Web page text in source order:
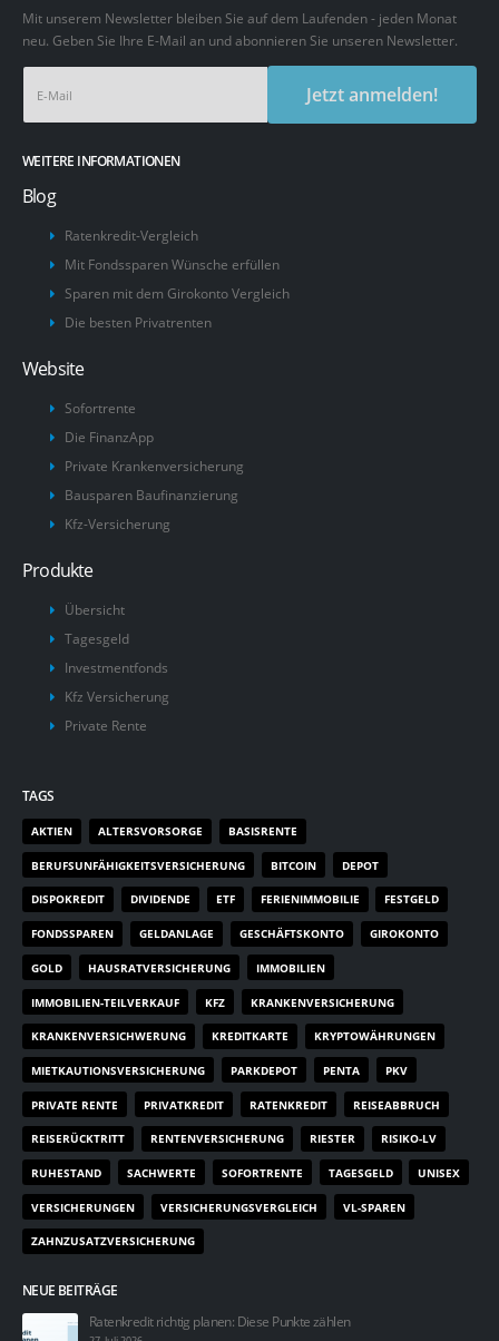
Mit unserem Newsletter bleiben Sie auf dem Laufenden - jeden Monat
neu. Geben Sie Ihre E-Mail an und abonnieren Sie unseren Newsletter.
Jetzt anmelden!
WEITERE INFORMATIONEN
Blog
Ratenkredit-Vergleich
Mit Fondssparen Wünsche erfüllen
Sparen mit dem Girokonto Vergleich
Die besten Privatrenten
Website
Sofortrente
Die FinanzApp
Private Krankenversicherung
Bausparen Baufinanzierung
Kfz-Versicherung
Produkte
Übersicht
Tagesgeld
Investmentfonds
Kfz Versicherung
Private Rente
TAGS
AKTIEN ALTERSVORSORGE BASISRENTE
BERUFSUNFÄHIGKEITSVERSICHERUNG BITCOIN DEPOT
DISPOKREDIT DIVIDENDE ETF FERIENIMMOBILIE FESTGELD
FONDSSPAREN GELDANLAGE GESCHÄFTSKONTO GIROKONTO
GOLD HAUSRATVERSICHERUNG IMMOBILIEN
IMMOBILIEN-TEILVERKAUF KFZ KRANKENVERSICHERUNG
KRANKENVERSICHWERUNG KREDITKARTE KRYPTOWÄHRUNGEN
MIETKAUTIONSVERSICHERUNG PARKDEPOT PENTA PKV
PRIVATE RENTE PRIVATKREDIT RATENKREDIT REISEABBRUCH
REISERÜCKTRITT RENTENVERSICHERUNG RIESTER RISIKO-LV
RUHESTAND SACHWERTE SOFORTRENTE TAGESGELD UNISEX
VERSICHERUNGEN VERSICHERUNGSVERGLEICH VL-SPAREN
ZAHNZUSATZVERSICHERUNG
NEUE BEITRÄGE
Ratenkredit richtig planen: Diese Punkte zählen